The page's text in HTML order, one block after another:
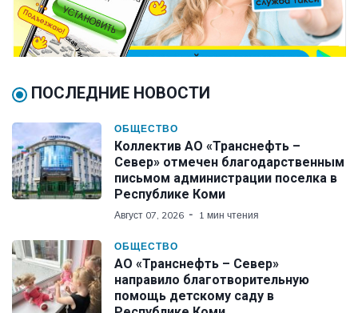
ПОСЛЕДНИЕ НОВОСТИ
ОБЩЕСТВО
Коллектив АО «Транснефть –
Север» отмечен благодарственным
письмом администрации поселка в
Республике Коми
Август 07, 2026 1 мин чтения
ОБЩЕСТВО
АО «Транснефть – Север»
направило благотворительную
помощь детскому саду в